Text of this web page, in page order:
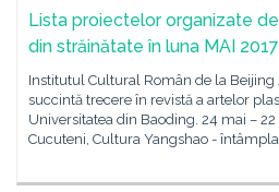
Lista proiectelor organizate
din străinătate în luna MAI 2017
Institutul Cultural Român de la Beijing
succintă trecere în revistă a artelor
Universitatea din Baoding. 24 mai –
Cucuteni, Cultura Yangshao -